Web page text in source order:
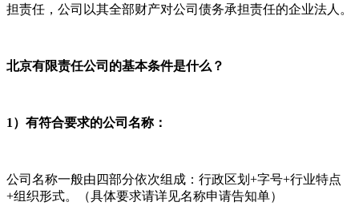
担责任，公司以其全部财产对公司债务承担责任的企业法人。
北京有限责任公司的基本条件是什么？
1）有符合要求的公司名称：
公司名称一般由四部分依次组成：行政区划+字号+行业特点
+组织形式。（具体要求请详见名称申请告知单）